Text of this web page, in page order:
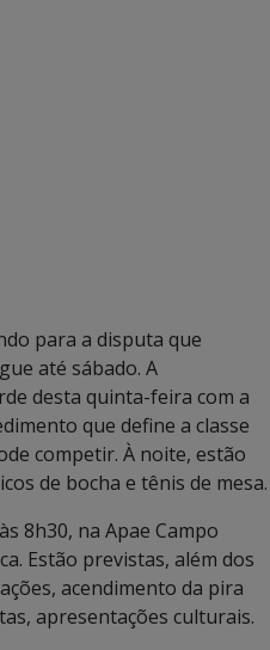
para a disputa que
até sábado. A
desta quinta-feira com a
que define a classe
competir. À noite, estão
de bocha e tênis de mesa.
8h30, na Apae Campo
Estão previstas, além dos
acendimento da pira
apresentações culturais.